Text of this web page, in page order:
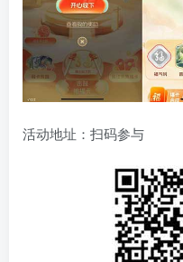
活动地址：扫码参与